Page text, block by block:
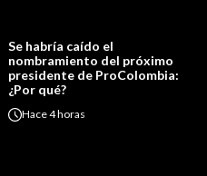
Se habría caído el
nombramiento del próximo
presidente de ProColombia:
¿Por qué?
Hace4 horas